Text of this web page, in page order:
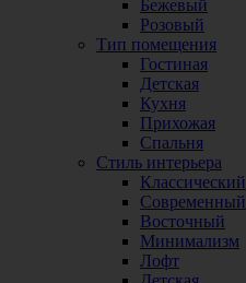
Бежевый
Розовый
Тип помещения
Гостиная
Детская
Кухня
Прихожая
Спальня
Стиль интерьера
Классический
Современный
Восточный
Минимализм
Лофт